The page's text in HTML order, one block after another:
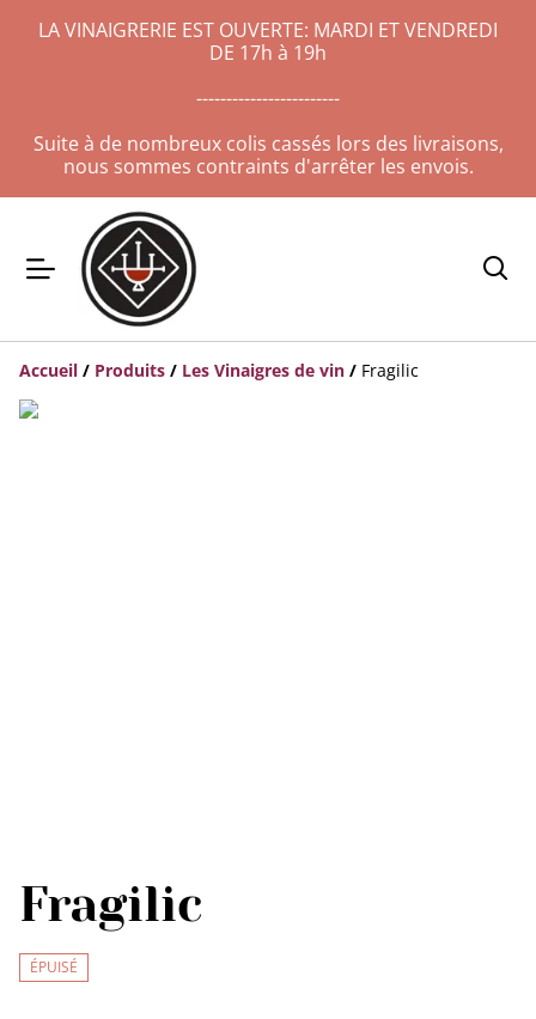
LA VINAIGRERIE EST OUVERTE: MARDI ET VENDREDI
DE 17h à 19h
------------------------
Suite à de nombreux colis cassés lors des livraisons,
nous sommes contraints d'arrêter les envois.
Accueil / Produits / Les Vinaigres de vin / Fragilic
Fragilic
ÉPUISÉ